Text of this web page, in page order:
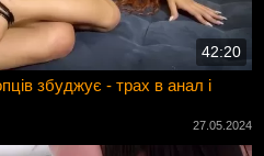
42:20
збуджує - трах в анал і
27.05.2024